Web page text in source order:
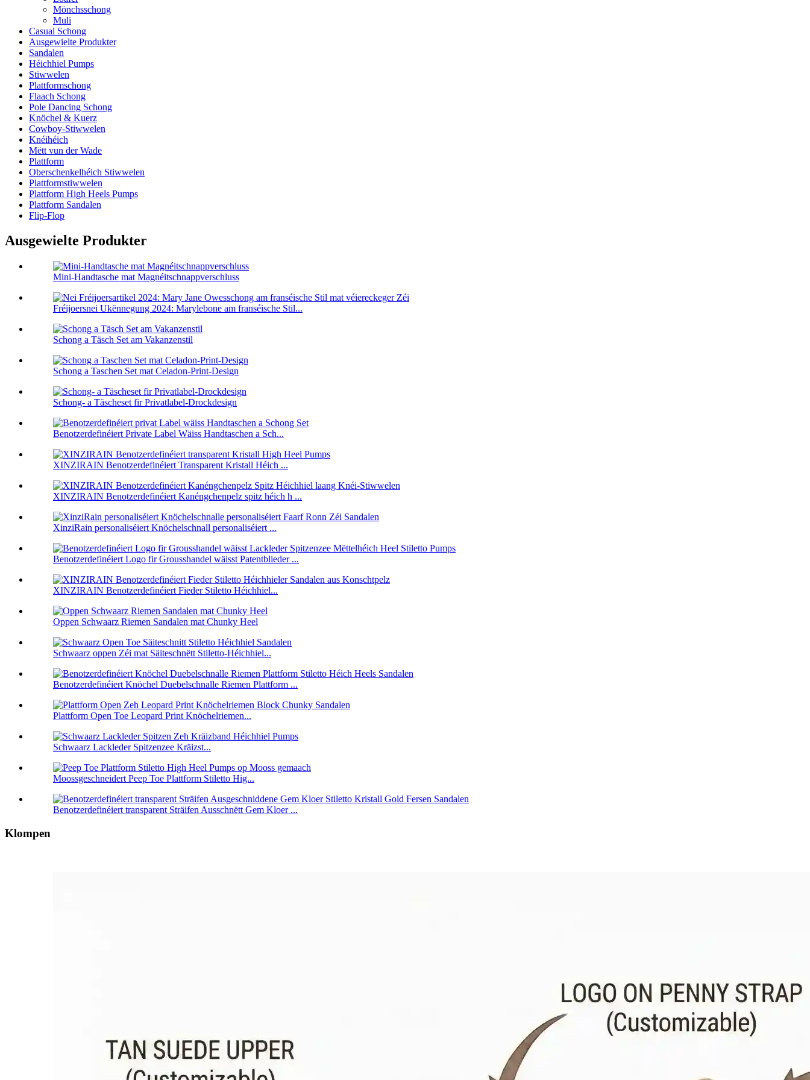
Mönchsschong
Muli
Casual Schong
Ausgewielte Produkter
Sandalen
Héichhiel Pumps
Stiwwelen
Plattformschong
Flaach Schong
Pole Dancing Schong
Knöchel & Kuerz
Cowboy-Stiwwelen
Knéihéich
Mëtt vun der Wade
Plattform
Oberschenkelhéich Stiwwelen
Plattformstiwwelen
Plattform High Heels Pumps
Plattform Sandalen
Flip-Flop
Ausgewielte Produkter
Mini-Handtasche mat Magnéitschnappverschluss
Fréijoersnei Ukënnegung 2024: Marylebone am franséische Stil...
Schong a Täsch Set am Vakanzenstil
Schong a Taschen Set mat Celadon-Print-Design
Schong- a Täscheset fir Privatlabel-Drockdesign
Benotzerdefinéiert Private Label Wäiss Handtaschen a Sch...
XINZIRAIN Benotzerdefinéiert Transparent Kristall Héich ...
XINZIRAIN Benotzerdefinéiert Kanéngchenpelz spitz héich h ...
XinziRain personaliséiert Knöchelschnall personaliséiert ...
Benotzerdefinéiert Logo fir Grousshandel wäisst Patentblieder ...
XINZIRAIN Benotzerdefinéiert Fieder Stiletto Héichhiel...
Oppen Schwaarz Riemen Sandalen mat Chunky Heel
Schwaarz oppen Zéi mat Säiteschnëtt Stiletto-Héichhiel...
Benotzerdefinéiert Knöchel Duebelschnalle Riemen Plattform ...
Plattform Open Toe Leopard Print Knöchelriemen...
Schwaarz Lackleder Spitzenzee Kräizst...
Moossgeschneidert Peep Toe Plattform Stiletto Hig...
Benotzerdefinéiert transparent Sträifen Ausschnëtt Gem Kloer ...
Klompen